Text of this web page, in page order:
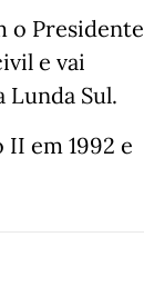
o Presidente
e vai
Sul.
II em 1992 e